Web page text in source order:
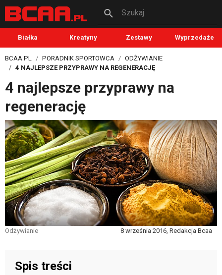
Szukaj
Białka Kreatyny Zestawy Wyprzedaże
BCAA.PL PORADNIK SPORTOWCA
ODŻYWIANIE
4 NAJLEPSZE PRZYPRAWY NA REGENERACJĘ
4 najlepsze przyprawy na
regenerację
Odżywianie 8 września 2016, Redakcja Bcaa
Spis treści